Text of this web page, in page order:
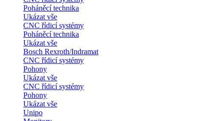
Poháněcí technika
Ukázat vše
CNC řídicí systémy
Poháněcí technika
Ukázat vše
Bosch Rexroth/Indramat
CNC řídicí systémy
Pohony
Ukázat vše
CNC řídicí systémy
Pohony
Ukázat vše
Unipo